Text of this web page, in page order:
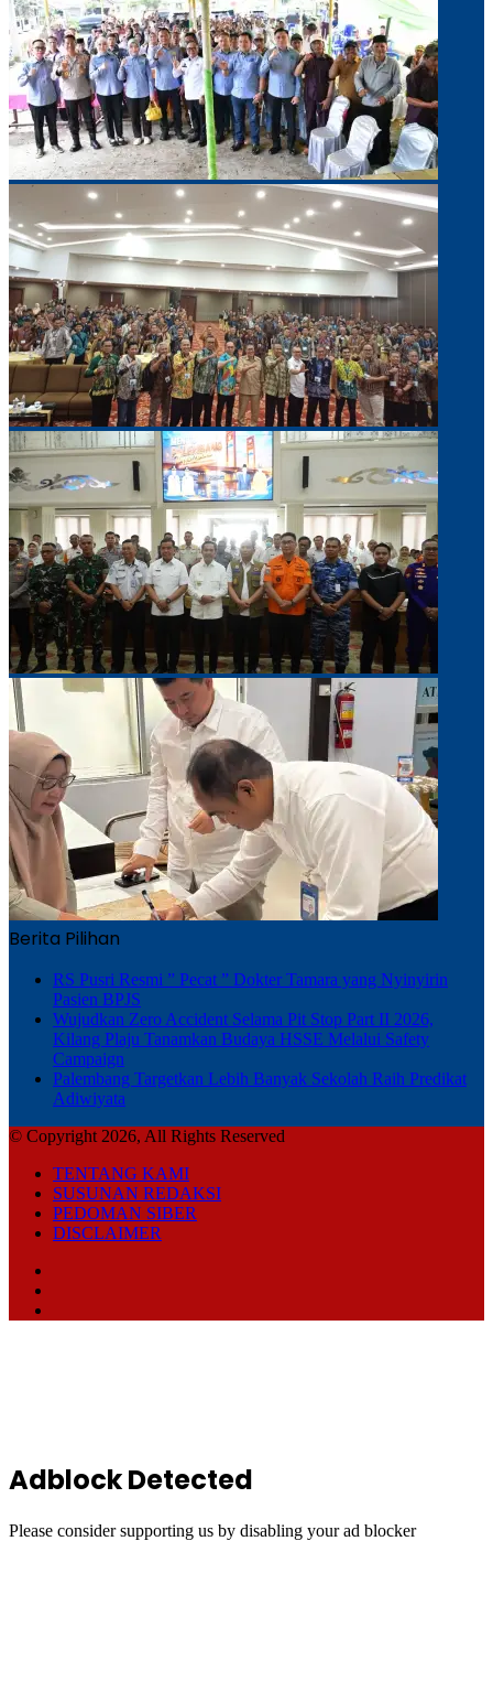
Berita Pilihan
RS Pusri Resmi ” Pecat ” Dokter Tamara yang Nyinyirin
Pasien BPJS
Wujudkan Zero Accident Selama Pit Stop Part II 2026,
Kilang Plaju Tanamkan Budaya HSSE Melalui Safety
Campaign
Palembang Targetkan Lebih Banyak Sekolah Raih Predikat
Adiwiyata
© Copyright 2026, All Rights Reserved
TENTANG KAMI
SUSUNAN REDAKSI
PEDOMAN SIBER
DISCLAIMER
Adblock Detected
Please consider supporting us by disabling your ad blocker